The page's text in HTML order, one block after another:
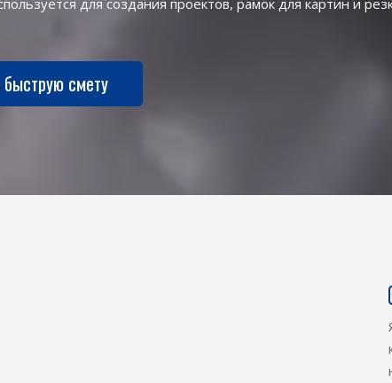
для создания проектов, рамок для картин и
быструю смету